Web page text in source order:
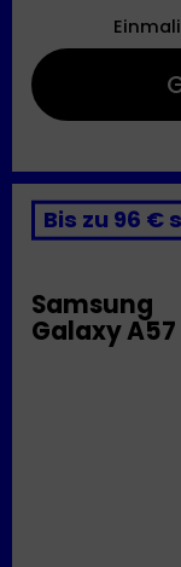
Bis zu 96 €
Samsung
Galaxy A57